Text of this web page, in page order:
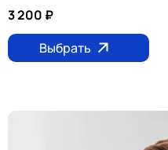
3 200 ₽
Выбрать